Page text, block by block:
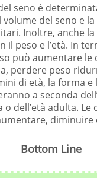
seno è
volume del seno e
Inoltre, anche
il peso e l’età. In
può aumentare le
perdere peso
di età, la forma e
a seconda
o dell’età adulta.
diminuire
Bottom Line